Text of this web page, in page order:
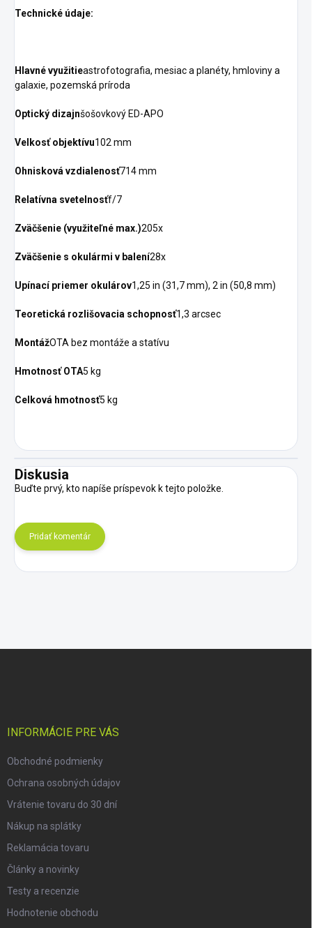
Technické údaje:
Hlavné využitieastrofotografia, mesiac a planéty, hmloviny a
galaxie, pozemská príroda
Optický dizajnšošovkový ED-APO
Velkosť objektívu102 mm
Ohnisková vzdialenosť714 mm
Relatívna svetelnosťf/7
Zväčšenie (využiteľné max.)205x
Zväčšenie s okulármi v balení28x
Upínací priemer okulárov1,25 in (31,7 mm), 2 in (50,8 mm)
Teoretická rozlišovacia schopnosť1,3 arcsec
MontážOTA bez montáže a statívu
Hmotnosť OTA5 kg
Celková hmotnosť5 kg
Diskusia
Buďte prvý, kto napíše príspevok k tejto položke.
Pridať komentár
INFORMÁCIE PRE VÁS
Obchodné podmienky
Ochrana osobných údajov
Vrátenie tovaru do 30 dní
Nákup na splátky
Reklamácia tovaru
Články a novinky
Testy a recenzie
Hodnotenie obchodu